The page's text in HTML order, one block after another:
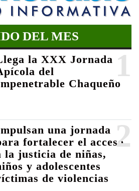
DEL MES
1
la XXX Jornada
del
Chaqueño
2
una jornada
fortalecer el acceso
la justicia de niñas,
y adolescentes
de violencias